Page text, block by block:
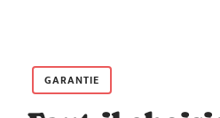
GARANTIE